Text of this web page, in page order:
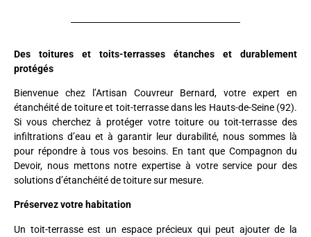
Des toitures et toits-terrasses étanches et durablement
protégés
Bienvenue chez l’Artisan Couvreur Bernard, votre expert en
étanchéité de toiture et toit-terrasse dans les Hauts-de-Seine (92).
Si vous cherchez à protéger votre toiture ou toit-terrasse des
infiltrations d’eau et à garantir leur durabilité, nous sommes là
pour répondre à tous vos besoins. En tant que Compagnon du
Devoir, nous mettons notre expertise à votre service pour des
solutions d’étanchéité de toiture sur mesure.
Préservez votre habitation
Un toit-terrasse est un espace précieux qui peut ajouter de la